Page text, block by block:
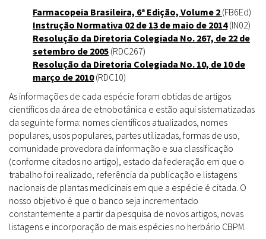
Farmacopeia Brasileira, 6ª Edição, Volume 2 (FB6Ed)
Instrução Normativa 02 de 13 de maio de 2014(IN02)
Resolução da Diretoria Colegiada No. 267, de 22 de
setembro de 2005 (RDC267)
Resolução da Diretoria Colegiada No. 10, de 10 de
março de 2010(RDC10)
As informações de cada espécie foram obtidas de artigos
científicos da área de etnobotânica e estão aqui sistematizadas
da seguinte forma: nomes científicos atualizados, nomes
populares, usos populares, partes utilizadas, formas de uso,
comunidade provedora da informação e sua classificação
(conforme citados no artigo), estado da federação em que o
trabalho foi realizado, referência da publicação e listagens
nacionais de plantas medicinais em que a espécie é citada. O
nosso objetivo é que o banco seja incrementado
constantemente a partir da pesquisa de novos artigos, novas
listagens e incorporação de mais espécies no herbário CBPM.